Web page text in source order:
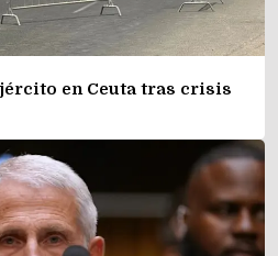
en Ceuta tras crisis